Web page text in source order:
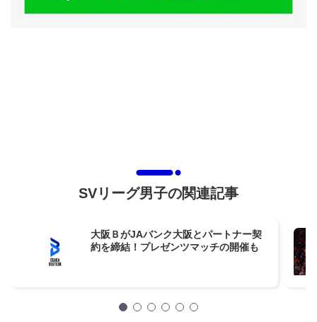
SVリーグ男子の関連記事
大阪ＢがJAバンク大阪とパートナー契
約を締結！プレゼンツマッチの開催も